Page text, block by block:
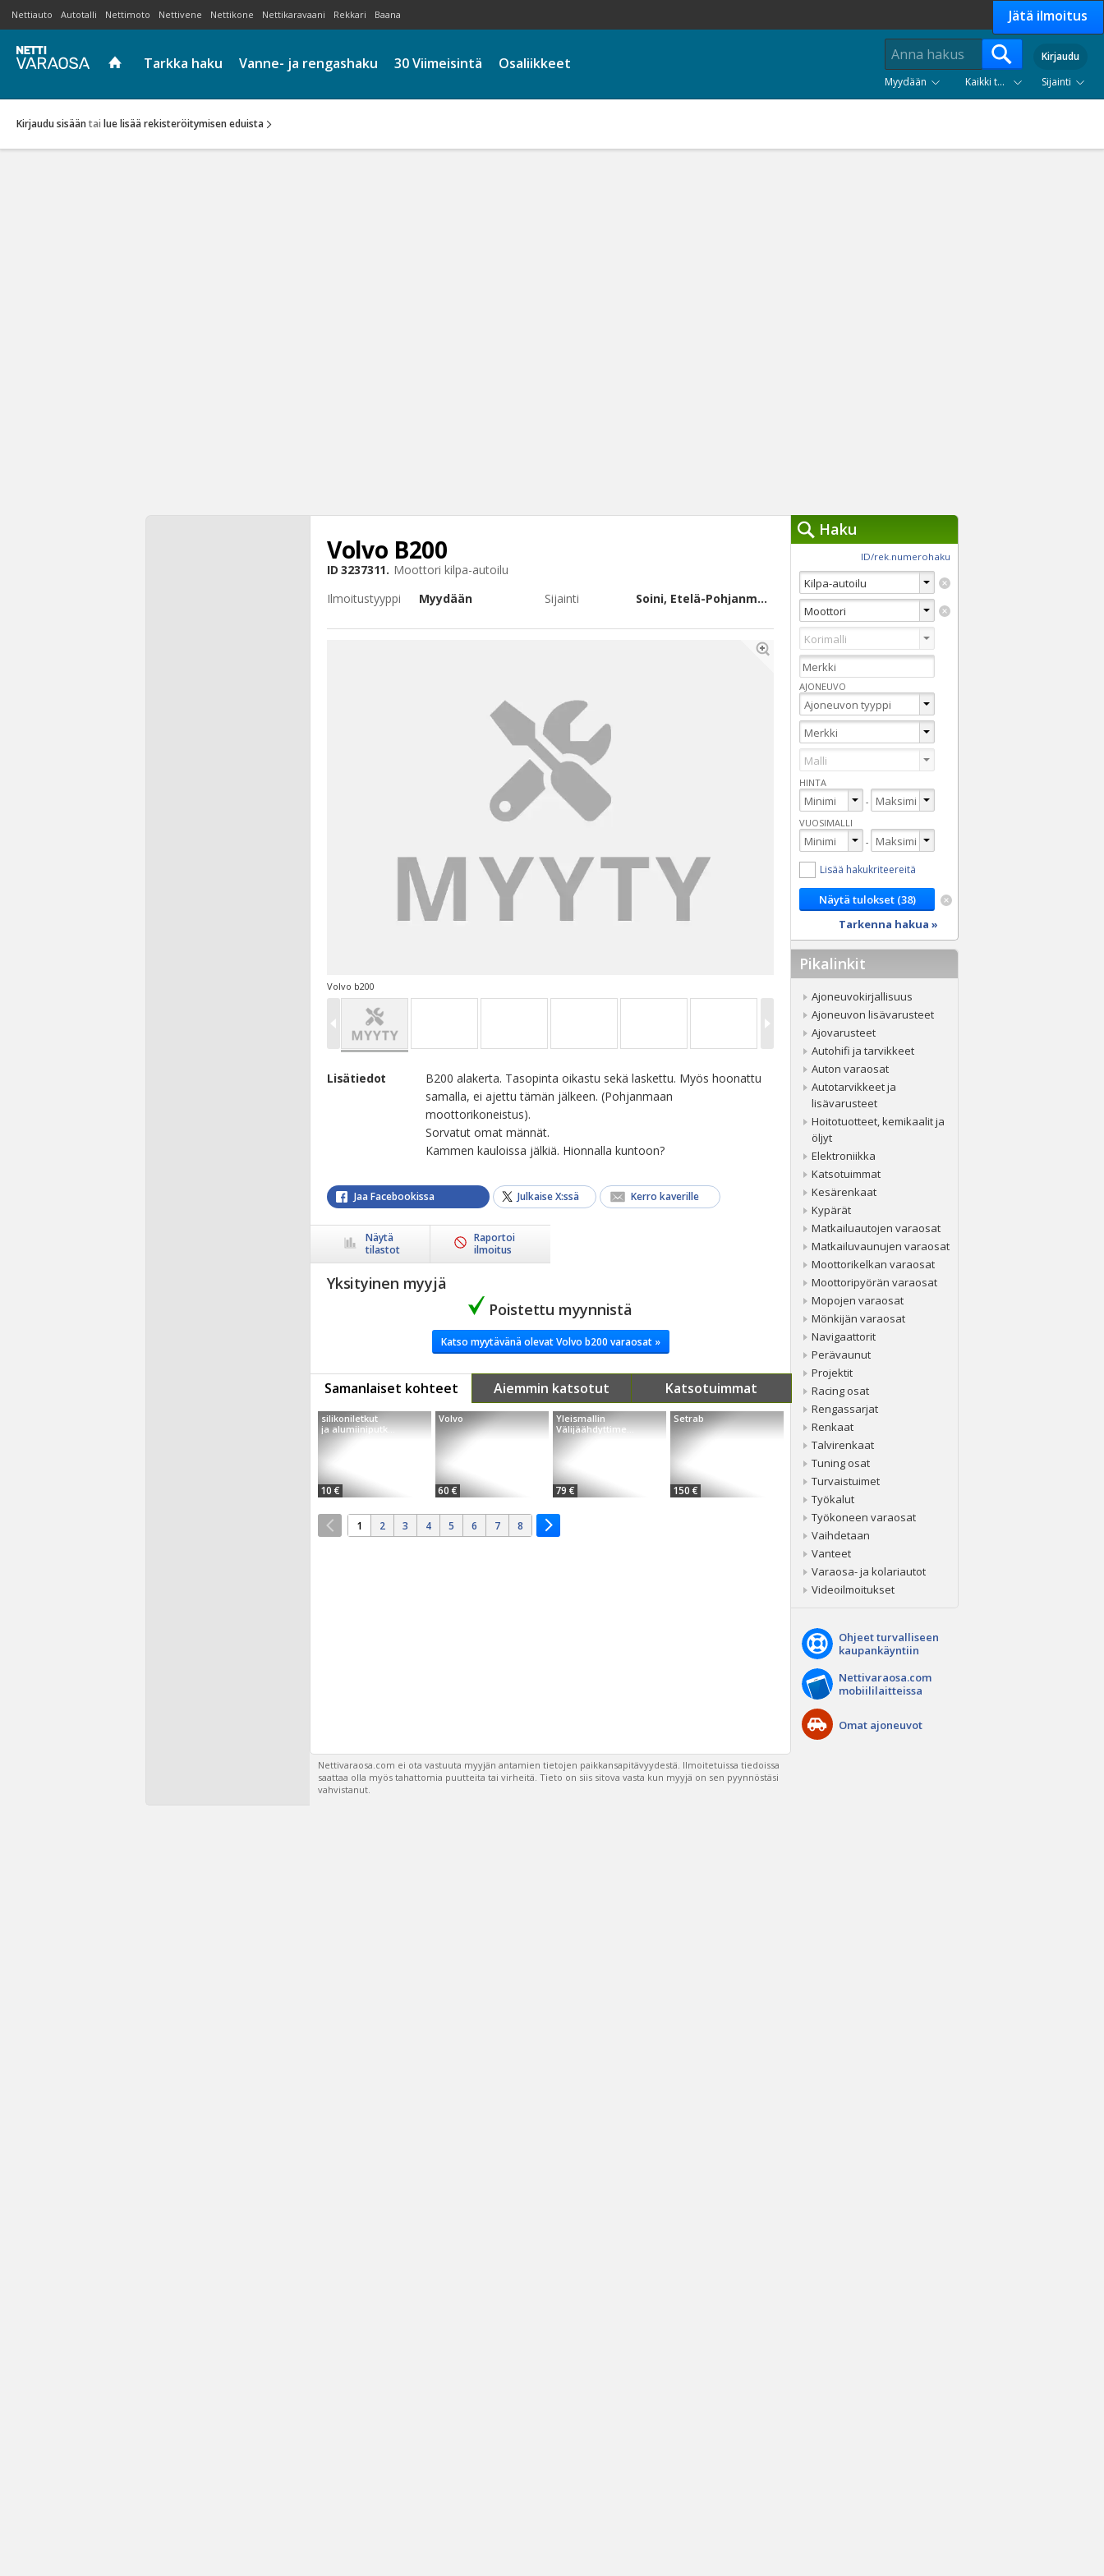
Nettiauto Autotalli Nettimoto Nettivene Nettikone Nettikaravaani Rekkari Baana Jätä ilmoitus
Tarkka haku Vanne- ja rengashaku 30 Viimeisintä Osaliikkeet
Kirjaudu
Myydään
Kaikki tuoteryhmät Sijainti
Kirjaudu sisään tai lue lisää rekisteröitymisen eduista
Volvo B200
ID3237311. Moottorikilpa-autoilu
Ilmoitustyyppi
Myydään Sijainti Soini, Etelä-Pohjanmaa
Volvo b200
Lisätiedot
B200 alakerta. Tasopinta oikastu sekä laskettu. Myös hoonattu
samalla, ei ajettu tämän jälkeen. (Pohjanmaan
moottorikoneistus).
Sorvatut omat männät.
Kammen kauloissa jälkiä. Hionnalla kuntoon?
Jaa Facebookissa Julkaise X:ssä Kerro kaverille
Näytä
tilastot
Raportoi
ilmoitus
Yksityinen myyjä
Poistettu myynnistä
Katso myytävänä olevat Volvo b200 varaosat »
Samanlaiset kohteet Aiemmin katsotut Katsotuimmat
silikoniletkut
ja alumiiniputk...
10 €
Volvo
60 €
Yleismallin
Välijäähdyttime...
79 €
Setrab
150 €
1 2 3 4 5 6 7 8
Nettivaraosa.com ei ota vastuuta myyjän antamien tietojen paikkansapitävyydestä. Ilmoitetuissa tiedoissa
saattaa olla myös tahattomia puutteita tai virheitä. Tieto on siis sitova vasta kun myyjä on sen pyynnöstäsi
vahvistanut.
Haku
ID/rek.numerohaku
AJONEUVO
HINTA
-
VUOSIMALLI
-
Lisää hakukriteereitä
Tarkenna hakua »
Pikalinkit
Ajoneuvokirjallisuus
Ajoneuvon lisävarusteet
Ajovarusteet
Autohifi ja tarvikkeet
Auton varaosat
Autotarvikkeet ja
lisävarusteet
Hoitotuotteet, kemikaalit ja
öljyt
Elektroniikka
Katsotuimmat
Kesärenkaat
Kypärät
Matkailuautojen varaosat
Matkailuvaunujen varaosat
Moottorikelkan varaosat
Moottoripyörän varaosat
Mopojen varaosat
Mönkijän varaosat
Navigaattorit
Perävaunut
Projektit
Racing osat
Rengassarjat
Renkaat
Talvirenkaat
Tuning osat
Turvaistuimet
Työkalut
Työkoneen varaosat
Vaihdetaan
Vanteet
Varaosa- ja kolariautot
Videoilmoitukset
Ohjeet turvalliseen
kaupankäyntiin
Nettivaraosa.com
mobiililaitteissa
Omat ajoneuvot